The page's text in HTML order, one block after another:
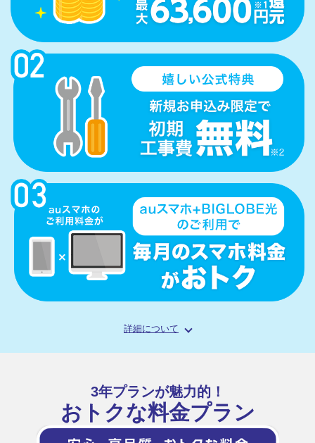
詳細について
3年プランが魅力的！
おトクな料金プラン